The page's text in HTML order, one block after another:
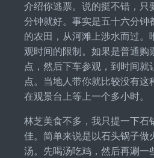
介绍你逃票。说的挺不错，只
分钟就好。事实是五十六分钟
的农田，从河滩上涉水而过。
观时间的限制。如果是普通购
点，然后下车参观，到时间就
点。当地人带你就比较没有这
在观景台上等上一个多小时。
林芝美食不多，我只提一下石
佳。简单来说是以石头锅子做
汤。先喝汤吃鸡，然后再涮一